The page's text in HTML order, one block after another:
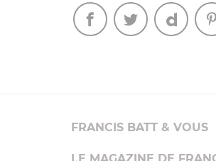
FRANCIS BATT & VOUS